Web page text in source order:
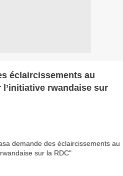
éclaircissements au
rwandaise sur